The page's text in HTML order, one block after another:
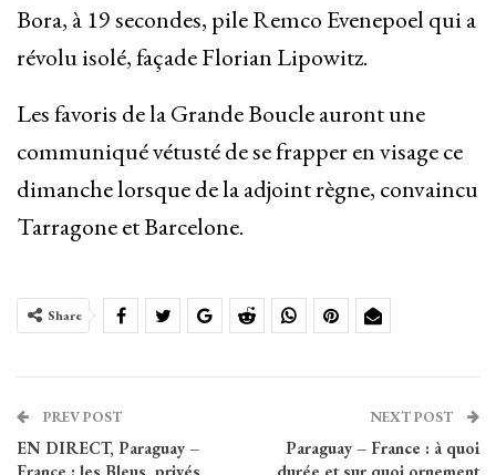
Bora, à 19 secondes, pile Remco Evenepoel qui a
révolu isolé, façade Florian Lipowitz.
Les favoris de la Grande Boucle auront une
communiqué vétusté de se frapper en visage ce
dimanche lorsque de la adjoint règne, convaincu
Tarragone et Barcelone.
Share
PREV POST
EN DIRECT, Paraguay –
NEXT POST
Paraguay – France : à quoi